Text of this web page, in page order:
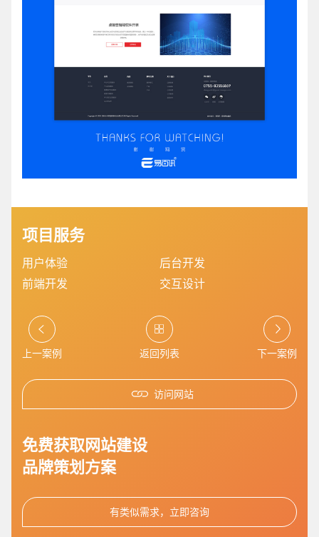
项目服务
用户体验
后台开发
前端开发
交互设计
上一案例 返回列表 下一案例
访问网站
免费获取网站建设
品牌策划方案
有类似需求，立即咨询
招标项目